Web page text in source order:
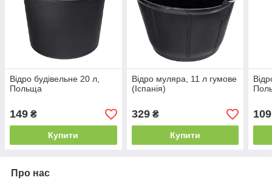
Відро будівельне 20 л,
Польща
149 ₴
Купити
Відро муляра, 11 л гумове
(Іспанія)
329₴
Купити
109
Про нас